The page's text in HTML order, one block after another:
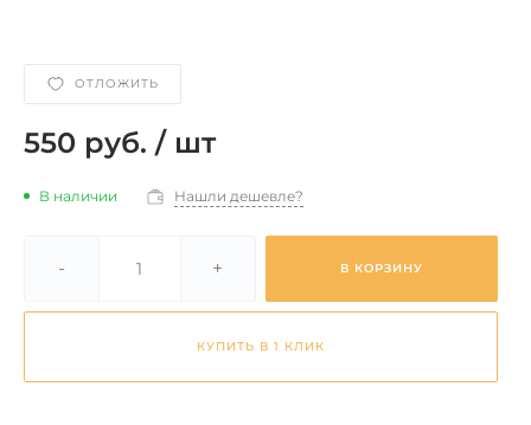
ОТЛОЖИТЬ
550 руб. / шт
В наличии Нашли дешевле?
- + В КОРЗИНУ
КУПИТЬ В 1 КЛИК